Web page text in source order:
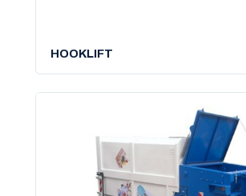
HOOKLIFT